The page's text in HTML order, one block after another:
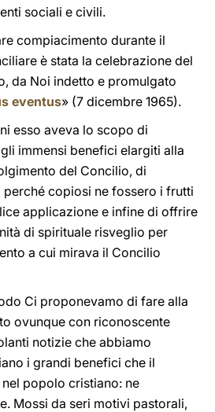
sociali e civili.
compiacimento durante il
è stata la celebrazione del
da Noi indetto e promulgato
eventus» (7 dicembre 1965).
esso aveva lo scopo di
immensi benefici elargiti alla
del Concilio, di
copiosi ne fossero i frutti
applicazione e infine di offrire
di spirituale risveglio per
a cui mirava il Concilio
Ci proponevamo di fare alla
ovunque con riconoscente
notizie che abbiamo
i grandi benefici che il
popolo cristiano: ne
Mossi da seri motivi pastorali,